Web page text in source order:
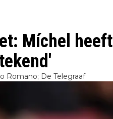
Míchel heeft
Romano; De Telegraaf